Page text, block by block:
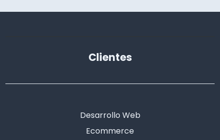
Clientes
Desarrollo Web
Ecommerce